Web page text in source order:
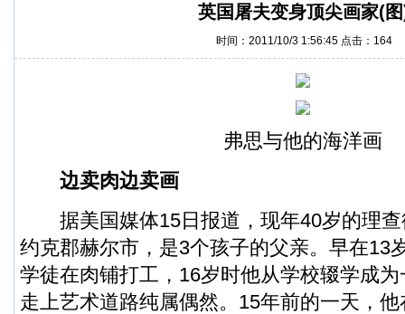
英国屠夫变身顶尖画家(
时间：2011/10/3 1:56:45 点击： 164
弗思与他的海洋画
边卖肉边卖画
据美国媒体15日报道，现年40岁的理查
约克郡赫尔市，是3个孩子的父亲。早在13
学徒在肉铺打工，16岁时他从学校辍学成
走上艺术道路纯属偶然。15年前的一天，